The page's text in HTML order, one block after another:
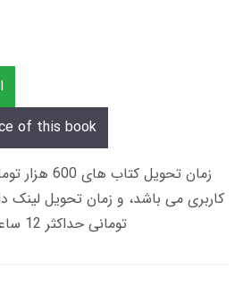
of this book
زمان تحویل
تومانی حداکثر 12 ساعت از طریق پیامک/ایمیل